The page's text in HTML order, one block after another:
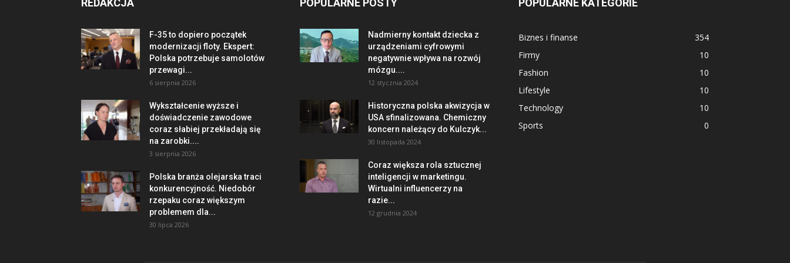
REDAKCJA
F-35 to dopiero początek
modernizacji floty. Ekspert:
Polska potrzebuje samolotów
przewagi...
6 sierpnia 2026
Wykształcenie wyższe i
doświadczenie zawodowe
coraz słabiej przekładają się
na zarobki....
3 sierpnia 2026
Polska branża olejarska traci
konkurencyjność. Niedobór
rzepaku coraz większym
problemem dla...
30 lipca 2026
POPULARNE POSTY
Nadmierny kontakt dziecka z
urządzeniami cyfrowymi
negatywnie wpływa na rozwój
mózgu....
12 stycznia 2024
Historyczna polska akwizycja w
USA sfinalizowana. Chemiczny
koncern należący do Kulczyk...
30 listopada 2024
Coraz większa rola sztucznej
inteligencji w marketingu.
Wirtualni influencerzy na
razie...
12 grudnia 2024
POPULARNE KATEGORIE
Biznes i finanse
354
Firmy
10
Fashion
10
Lifestyle
10
Technology
10
Sports
0